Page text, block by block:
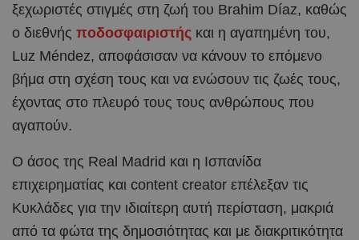
ξεχωριστές στιγμές στη ζωή του Brahim Díaz, καθώς
ο διεθνής ποδοσφαιριστής και η αγαπημένη του,
Luz Méndez, αποφάσισαν να κάνουν το επόμενο
βήμα στη σχέση τους και να ενώσουν τις ζωές τους,
έχοντας στο πλευρό τους τους ανθρώπους που
αγαπούν.
Ο άσος της Real Madrid και η Ισπανίδα
επιχειρηματίας και content creator επέλεξαν τις
Κυκλάδες για την ιδιαίτερη αυτή περίσταση, μακριά
από τα φώτα της δημοσιότητας και με διακριτικότητα